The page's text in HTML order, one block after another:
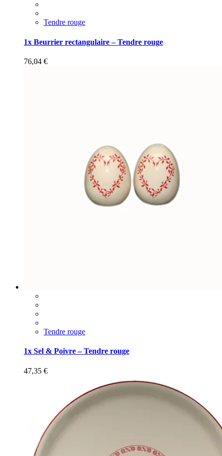
Tendre rouge
1x Beurrier rectangulaire – Tendre rouge
76,04 €
Tendre rouge
1x Sel & Poivre – Tendre rouge
47,35 €